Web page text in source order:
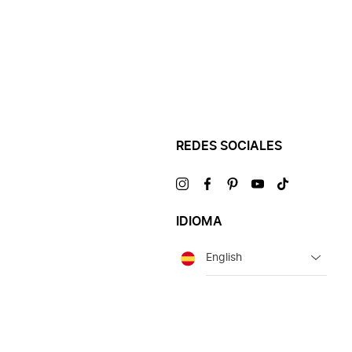
REDES SOCIALES
VisítanosVisítanosVisítanosVisítanosVisítanos
IDIOMA
Idioma